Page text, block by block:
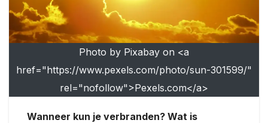
Photo by Pixabay on <a
href="https://www.pexels.com/photo/sun-301599/"
rel="nofollow">Pexels.com</a>
Wanneer kun je verbranden? Wat is